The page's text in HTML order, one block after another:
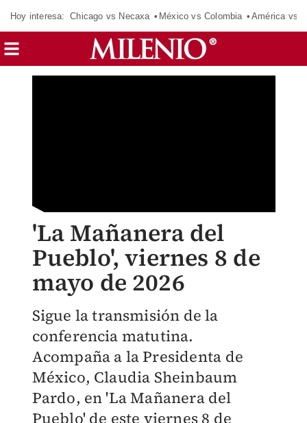
Hoy interesa: Chicago vs Necaxa México vs Colombia América vs
'La Mañanera del
Pueblo', viernes 8 de
mayo de 2026
Sigue la transmisión de la
conferencia matutina.
Acompaña a la Presidenta de
México, Claudia Sheinbaum
Pardo, en 'La Mañanera del
Pueblo' de este viernes 8 de